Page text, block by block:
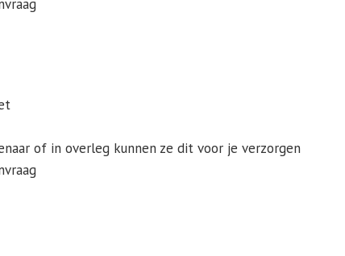
of in overleg kunnen ze dit voor je verzorgen